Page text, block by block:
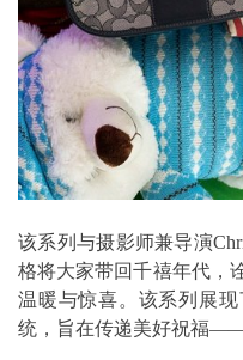
该系列与摄影师兼导演
格将大家带回千禧年代，
温暖与惊喜。该系列展
统，旨在传递美好祝福——